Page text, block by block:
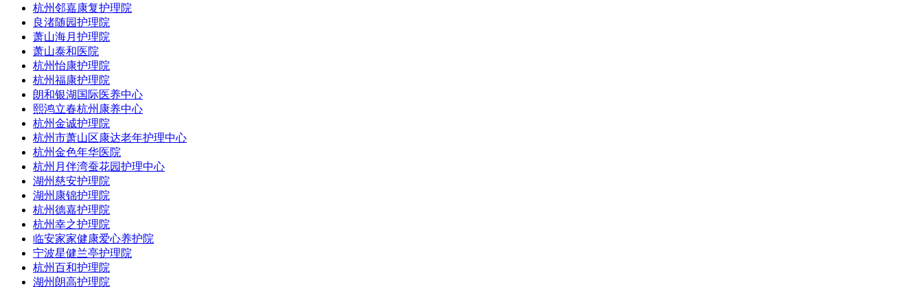
杭州邻嘉康复护理院
良渚随园护理院
萧山海月护理院
萧山泰和医院
杭州怡康护理院
杭州福康护理院
朗和银湖国际医养中心
熙鸿立春杭州康养中心
杭州金诚护理院
杭州市萧山区康达老年护理中心
杭州金色年华医院
杭州月伴湾蚕花园护理中心
湖州慈安护理院
湖州康锦护理院
杭州德嘉护理院
杭州幸之护理院
临安家家健康爱心养护院
宁波星健兰亭护理院
杭州百和护理院
湖州朗高护理院